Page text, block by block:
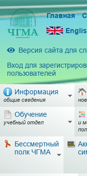
Главная
Версия сайта для
Вход для
пользователей
Информация
общие сведения
Обучение
учебный отдел
и
Бессмертный
полк ЧГМА